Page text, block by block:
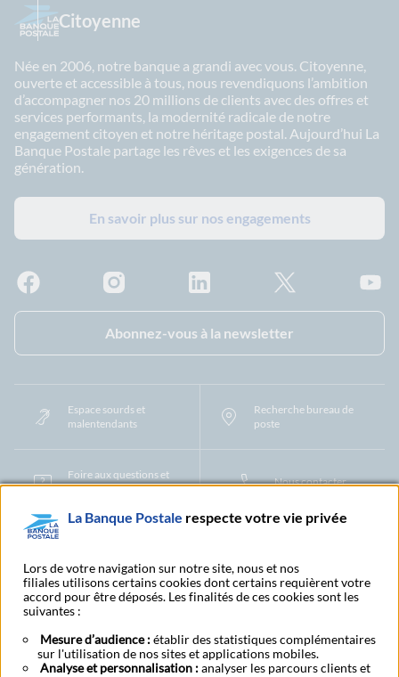
Citoyenne
Née en 2006, notre banque a grandi avec vous. Citoyenne,
ouverte et accessible à tous, nous revendiquons l’ambition
d’accompagner nos 20 millions de clients avec des offres et
services performants, la modernité radicale de notre
engagement citoyen et notre héritage postal. Aujourd’hui La
Banque Postale partage les rêves et les exigences de sa
génération.
En savoir plus sur nos engagements
Abonnez-vous à la newsletter
Espace sourds et
malentendants
Recherche bureau de
poste
Foire aux questions et
centre d'aide
Nous contacter
Protection des Données à Caractère PersonnelFiliales et partenaires
CookiesGestion des cookiesActualiser vos informations
Contestation et réclamation Coordonnées Centres Financiers
Alertes fraudes et points de vigilance Actualités réglementaires CGU
Aide navigateur et systèmes d'exploitation
Vider le cache de votre navigateurLexique Aide et accessibilité
La Banque Postale respecte votre vie privée
Lors de votre navigation sur notre site, nous et nos
filiales utilisons certains cookies dont certains requièrent votre
accord pour être déposés. Les finalités de ces cookies sont les
suivantes :
Mesure d’audience :établir des statistiques complémentaires
sur l'utilisation de nos sites et applications mobiles.
Analyse et personnalisation :analyser les parcours clients et